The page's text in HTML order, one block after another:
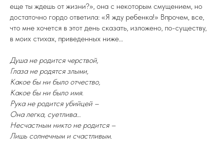
еще ты ждешь от жизни?», она с некоторым смущением, но
достаточно гордо ответила: «Я жду ребенка!» Впрочем, все,
что мне хочется в этот день сказать, изложено, по-существу,
в моих стихах, приведенных ниже…
Душа не родится черствой,
Глаза не родятся злыми,
Какое бы ни было отчество,
Какое бы ни было имя.
Рука не родится убийцей –
Она легка, суетлива…
Несчастным никто не родится –
Лишь солнечным и счастливым.